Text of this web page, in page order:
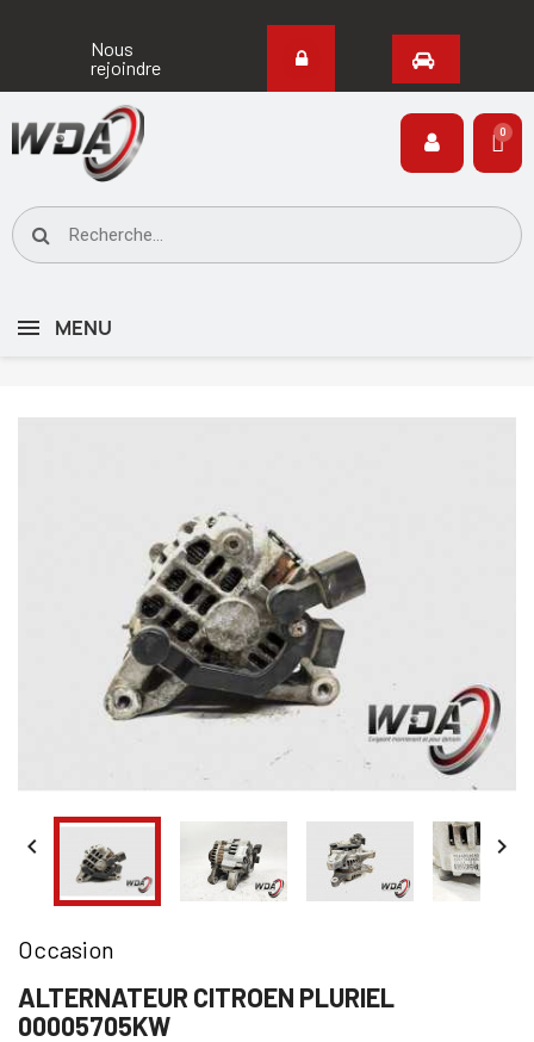
Nous
rejoindre
MENU
 
Occasion
ALTERNATEUR CITROEN PLURIEL
00005705KW